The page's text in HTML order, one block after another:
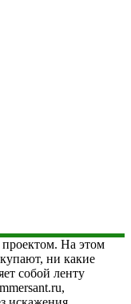
На этом
ни какие
собой ленту